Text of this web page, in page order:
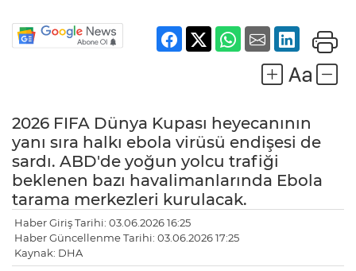
2026 FIFA Dünya Kupası heyecanının
yanı sıra halkı ebola virüsü endişesi de
sardı. ABD'de yoğun yolcu trafiği
beklenen bazı havalimanlarında Ebola
tarama merkezleri kurulacak.
Haber Giriş Tarihi: 03.06.2026 16:25
Haber Güncellenme Tarihi: 03.06.2026 17:25
Kaynak: DHA